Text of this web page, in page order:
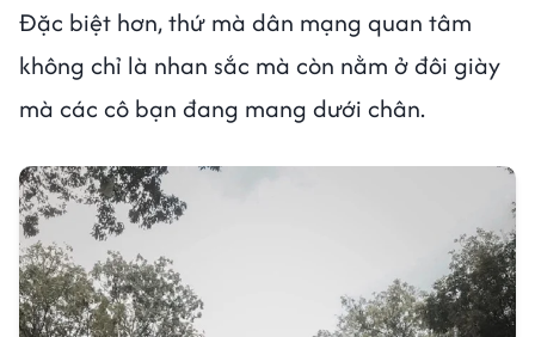
Đặc biệt hơn, thứ mà dân mạng quan tâm
không chỉ là nhan sắc mà còn nằm ở đôi giày
mà các cô bạn đang mang dưới chân.